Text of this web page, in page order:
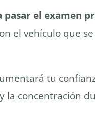
el examen
el vehículo que
tu
la concentración